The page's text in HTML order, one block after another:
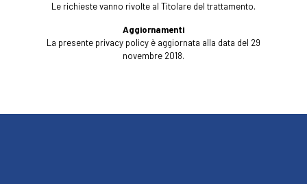
Le richieste vanno rivolte al Titolare del trattamento.
Aggiornamenti
La presente privacy policy è aggiornata alla data del 29
novembre 2018.